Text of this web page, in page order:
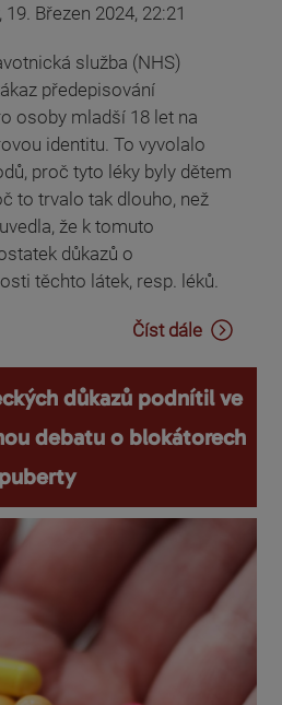
19. Březen 2024, 22:21
služba (NHS)
předepisování
osoby mladší 18 let na
identitu. To vyvolalo
proč tyto léky byly dětem
to trvalo tak dlouho, než
že k tomuto
důkazů o
těchto látek, resp. léků.
Číst dále
důkazů podnítil ve
debatu o blokátorech
puberty